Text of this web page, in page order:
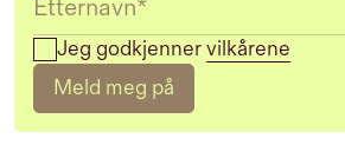
Jeg godkjennervilkårene
Meld meg på